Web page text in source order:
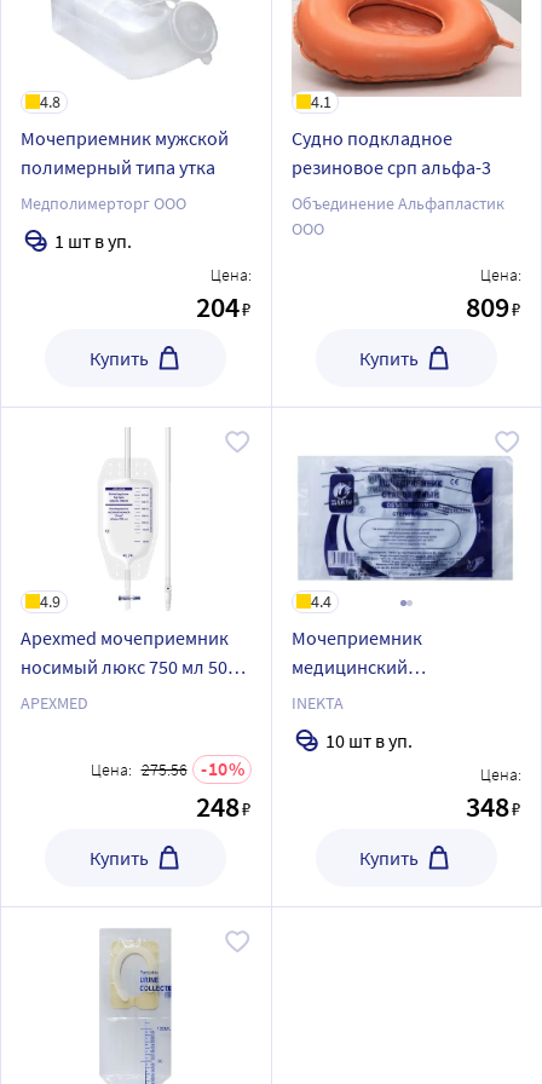
4.8
Мочеприемник мужской
полимерный типа утка
Медполимерторг ООО
1 шт в уп.
Цена:
204₽
Купить
4.1
Судно подкладное
резиновое срп альфа-3
Объединение Альфапластик
ООО
Цена:
809₽
Купить
4.9
Apexmed мочеприемник
носимый люкс 750 мл 50
см 1 шт.
APEXMED
Цена: 275.56 10
248₽
Купить
4.4
Мочеприемник
медицинский
однократного
применения стандартный
INEKTA 1 л 10 шт.
INEKTA
10 шт в уп.
Цена:
348₽
Купить